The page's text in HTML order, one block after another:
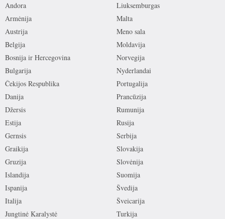
Andora
Armėnija
Austrija
Belgija
Bosnija ir Hercegovina
Bulgarija
Čekijos Respublika
Danija
Džersis
Estija
Gernsis
Graikija
Gruzija
Islandija
Ispanija
Italija
Jungtinė Karalystė
Liuksemburgas
Malta
Meno sala
Moldavija
Norvegija
Nyderlandai
Portugalija
Prancūzija
Rumunija
Rusija
Serbija
Slovakija
Slovėnija
Suomija
Švedija
Šveicarija
Turkija